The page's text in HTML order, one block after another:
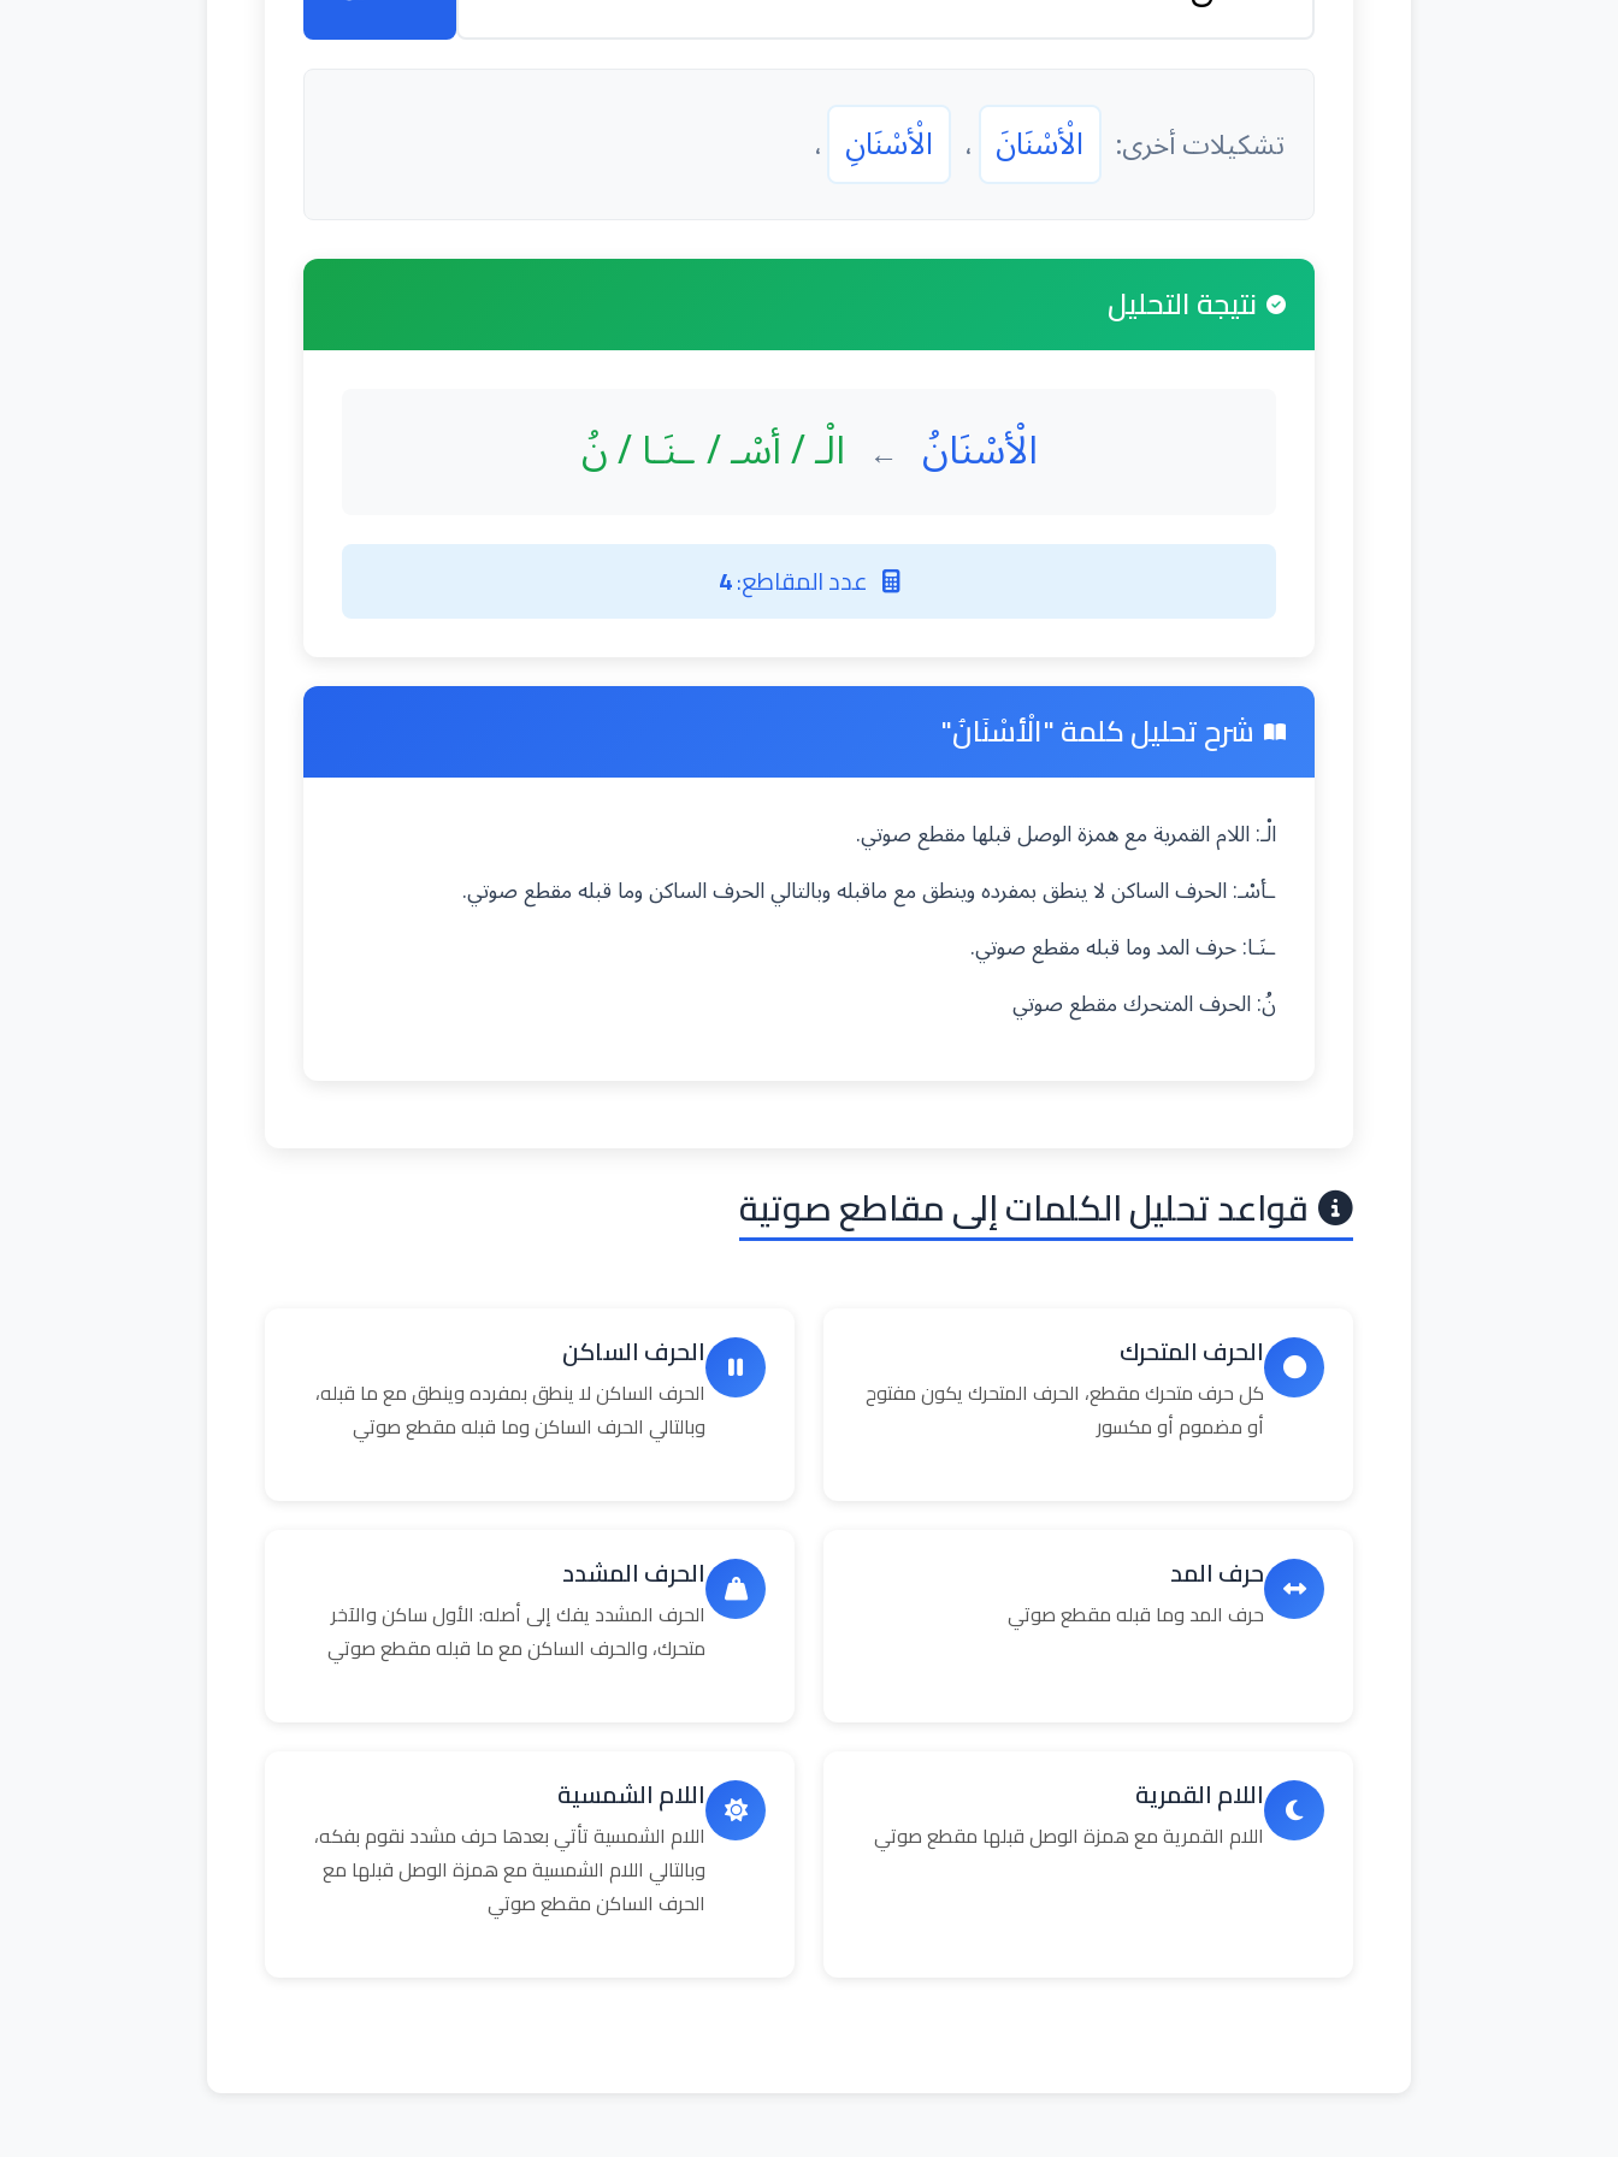
تشكيلات أخرى: الْأسْنَانَ ، الْأسْنَانِ ،
نتيجة التحليل
الْأسْنَانُ ← الْـ / أسْـ / ـنَـا / نُ
عدد المقاطع:4
شرح تحليل كلمة "الْأسْنَانُ"
الْـ: اللام القمرية مع همزة الوصل قبلها مقطع صوتي.
ـأسْـ: الحرف الساكن لا ينطق بمفرده وينطق مع ماقبله وبالتالي الحرف الساكن وما قبله مقطع صوتي.
ـنَـا: حرف المد وما قبله مقطع صوتي.
نُ: الحرف المتحرك مقطع صوتي
قواعد تحليل الكلمات إلى مقاطع صوتية
الحرف المتحرك
كل حرف متحرك مقطع، الحرف المتحرك يكون مفتوح
أو مضموم أو مكسور
الحرف الساكن
الحرف الساكن لا ينطق بمفرده وينطق مع ما قبله،
وبالتالي الحرف الساكن وما قبله مقطع صوتي
حرف المد
حرف المد وما قبله مقطع صوتي
الحرف المشدد
الحرف المشدد يفك إلى أصله: الأول ساكن والآخر
متحرك، والحرف الساكن مع ما قبله مقطع صوتي
اللام القمرية
اللام القمرية مع همزة الوصل قبلها مقطع صوتي
اللام الشمسية
اللام الشمسية تأتي بعدها حرف مشدد نقوم بفكه،
وبالتالي اللام الشمسية مع همزة الوصل قبلها مع
الحرف الساكن مقطع صوتي